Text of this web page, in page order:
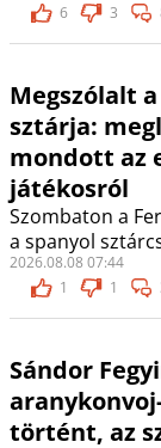
6
3
Megszólalt
sztárja:
mondott az
játékosról
Szombaton a
a spanyol
2026.08.08 07:44
1
1
Sándor
történt, az